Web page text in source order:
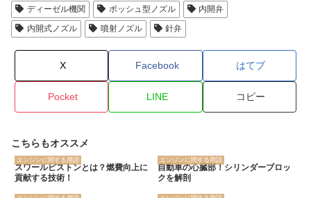
ディーゼル機関
ボッシュ型ノズル
内開弁
内開式ノズル
噴射ノズル 針弁
X Facebook はてブ
Pocket LINE コピー
こちらもオススメ
エンジンに関する用語
スワールピストンとは？燃費向上に
貢献する技術！
エンジンに関する用語
自動車の心臓部！シリンダーブロッ
クを解剖